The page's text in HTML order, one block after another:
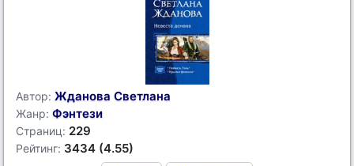
Автор: Жданова Светлана
Жанр: Фэнтези
Страниц: 229
Рейтинг: 3434 (4.55)